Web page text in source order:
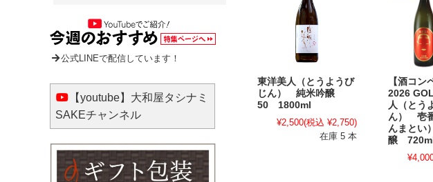
東洋美人（とうようび
じん） 純米吟醸
50 1800ml
¥2,500(税込 ¥2,750)
在庫 5 本
【酒コン
2026
人（とう
ん） 壱
んまとい
醸 720ml
公式LINEで配信しています！
【youtube】大和屋タシナミ
SAKEチャンネル